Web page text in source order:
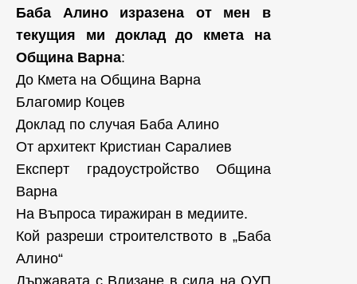
Баба Алино изразена от мен в
текущия ми доклад до кмета на
Община Варна:
До Кмета на Община Варна
Благомир Коцев
Доклад по случая Баба Алино
От архитект Кристиан Саралиев
Експерт градоустройство Община
Варна
На Въпроса тиражиран в медиите.
Кой разреши строителството в „Баба
Алино“
Държавата с Влизане в сила на ОУП